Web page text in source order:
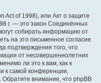
Act of 1998), или Акт о защите
г. — это закон Соединённых
собирать информацию от
на это письменное согласие
подтверждения того, что
от несовершеннолетних
ли это к вам, как к
к самой конференции,
Обратите внимание, что phpBB